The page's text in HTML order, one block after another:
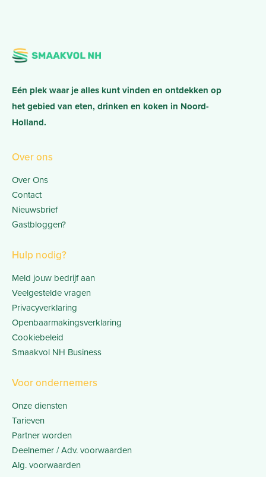
Eén plek waar je alles kunt vinden en ontdekken op
het gebied van eten, drinken en koken in Noord-
Holland.
Over ons
Over Ons
Contact
Nieuwsbrief
Gastbloggen?
Hulp nodig?
Meld jouw bedrijf aan
Veelgestelde vragen
Privacyverklaring
Openbaarmakingsverklaring
Cookiebeleid
Smaakvol NH Business
Voor ondernemers
Onze diensten
Tarieven
Partner worden
Deelnemer / Adv. voorwaarden
Alg. voorwaarden